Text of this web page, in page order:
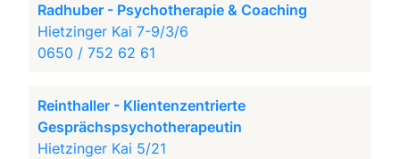
Radhuber - Psychotherapie & Coaching
Hietzinger Kai 7-9/3/6
0650 / 752 62 61
Reinthaller - Klientenzentrierte
Gesprächspsychotherapeutin
Hietzinger Kai 5/21